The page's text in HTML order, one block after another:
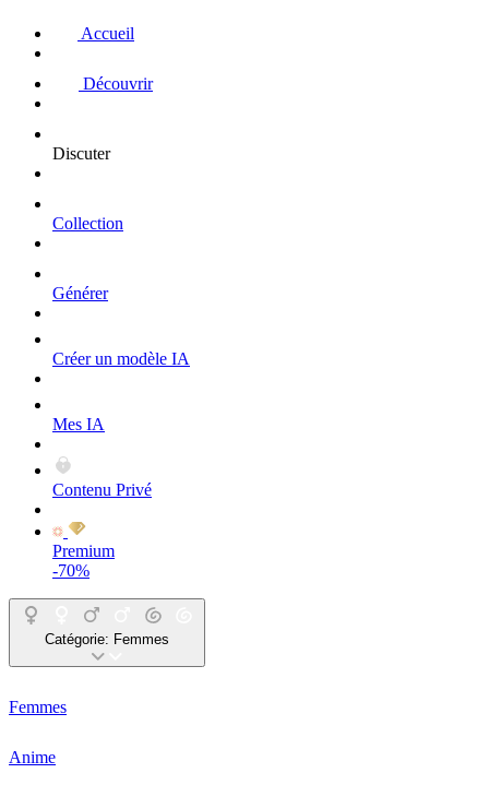
Accueil
Découvrir
Discuter
Collection
Générer
Créer un modèle IA
Mes IA
Contenu Privé
Premium
-70%
Catégorie: Femmes
Femmes
Anime